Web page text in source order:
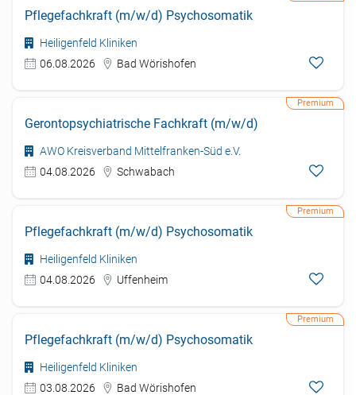
Pflegefachkraft (m/w/d) Psychosomatik
Heiligenfeld Kliniken
06.08.2026
Bad Wörishofen
Gerontopsychiatrische Fachkraft (m/w/d)
AWO Kreisverband Mittelfranken-Süd e.V.
04.08.2026
Schwabach
Pflegefachkraft (m/w/d) Psychosomatik
Heiligenfeld Kliniken
04.08.2026
Uffenheim
Pflegefachkraft (m/w/d) Psychosomatik
Heiligenfeld Kliniken
03.08.2026
Bad Wörishofen